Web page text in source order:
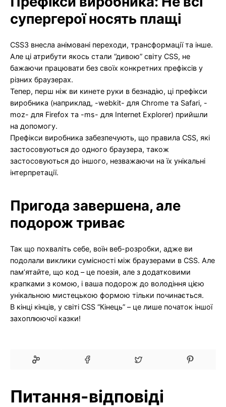
супергерої носять плащі
CSS3 внесла анімовані переходи, трансформації та інше.
Але ці атрибути якось стали “дивою” світу CSS, не
бажаючи працювати без своїх конкретних префіксів у
різних браузерах.
Тепер, перш ніж ви кинете руки в безнадію, ці префікси
виробника (наприклад, -webkit- для Chrome та Safari, -
moz- для Firefox та -ms- для Internet Explorer) прийшли
на допомогу.
Префікси виробника забезпечують, що правила CSS, які
застосовуються до одного браузера, також
застосовуються до іншого, незважаючи на їх унікальні
інтерпретації.
Пригода завершена, але
подорож триває
Так що похваліть себе, воїн веб-розробки, адже ви
подолали виклики сумісності між браузерами в CSS. Але
пам’ятайте, що код – це поезія, але з додатковими
крапками з комою, і ваша подорож до володіння цією
унікальною мистецькою формою тільки починається.
В кінці кінців, у світі CSS “Кінець” – це лише початок іншої
захоплюючої казки!
Питання-відповіді